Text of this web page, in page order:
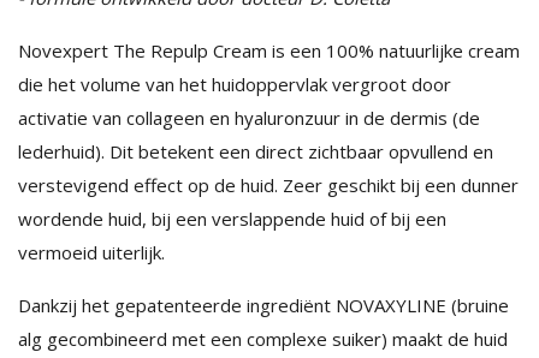
Novexpert The Repulp Cream is een 100% natuurlijke cream
die het volume van het huidoppervlak vergroot door
activatie van collageen en hyaluronzuur in de dermis (de
lederhuid). Dit betekent een direct zichtbaar opvullend en
verstevigend effect op de huid. Zeer geschikt bij een dunner
wordende huid, bij een verslappende huid of bij een
vermoeid uiterlijk.
Dankzij het gepatenteerde ingrediënt NOVAXYLINE (bruine
alg gecombineerd met een complexe suiker) maakt de huid